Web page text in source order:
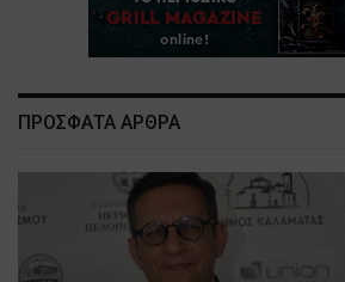
ΠΡΟΣΦΑΤΑ ΑΡΘΡΑ